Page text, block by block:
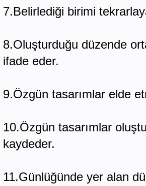
7.Belirlediği birimi
8.Oluşturduğu düzende
ifade eder.
9.Özgün tasarımlar elde
10.Özgün tasarımlar
kaydeder.
11.Günlüğünde yer alan